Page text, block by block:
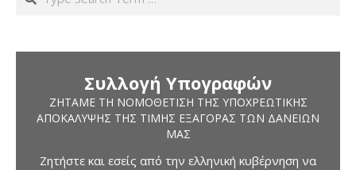
Συλλογή Υπογραφών
ΖΗΤΆΜΕ ΤΗ ΝΟΜΟΘΈΤΙΣΗ ΤΗΣ ΥΠΟΧΡΕΩΤΙΚΉΣ
ΑΠΟΚΆΛΥΨΗΣ ΤΗΣ ΤΙΜΉΣ ΕΞΑΓΟΡΆΣ ΤΩΝ ΔΑΝΕΊΩΝ
ΜΑΣ
Ζητήστε και εσείς από την ελληνική κυβέρνηση να